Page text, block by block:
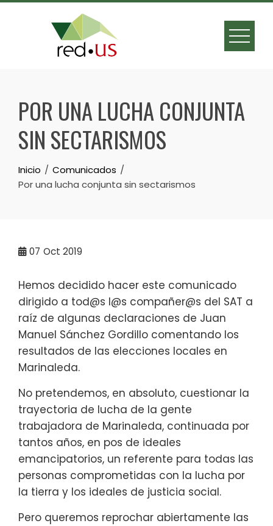
Skip
POR UNA LUCHA CONJUNTA
SIN SECTARISMOS
Inicio
Comunicados
Por una lucha conjunta sin sectarismos
07 Oct 2019
Hemos decidido hacer este comunicado
dirigido a tod@s l@s compañer@s del SAT a
raíz de algunas declaraciones de Juan
Manuel Sánchez Gordillo comentando los
resultados de las elecciones locales en
Marinaleda.
No pretendemos, en absoluto, cuestionar la
trayectoria de lucha de la gente
trabajadora de Marinaleda, continuada por
tantos años, en pos de ideales
emancipatorios, un referente para todas las
personas comprometidas con la lucha por
la tierra y los ideales de justicia social.
Pero queremos reprochar abiertamente las